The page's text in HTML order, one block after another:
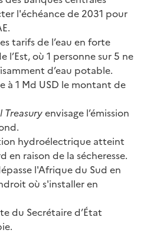
l'échéance de 2031 pour
tarifs de l’eau en forte
l’Est, où 1 personne sur 5 ne
d’eau potable.
à 1 Md USD le montant de
Treasuryenvisage l’émission
hydroélectrique atteint
en raison de la sécheresse.
l'Afrique du Sud en
où s'installer en
du Secrétaire d’État